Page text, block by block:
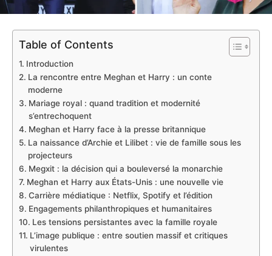
Table of Contents
Introduction
La rencontre entre Meghan et Harry : un conte
moderne
Mariage royal : quand tradition et modernité
s’entrechoquent
Meghan et Harry face à la presse britannique
La naissance d’Archie et Lilibet : vie de famille sous les
projecteurs
Megxit : la décision qui a bouleversé la monarchie
Meghan et Harry aux États-Unis : une nouvelle vie
Carrière médiatique : Netflix, Spotify et l’édition
Engagements philanthropiques et humanitaires
Les tensions persistantes avec la famille royale
L’image publique : entre soutien massif et critiques
virulentes